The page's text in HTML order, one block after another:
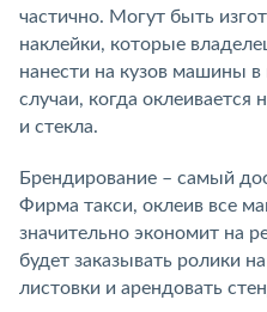
частично. Могут быть
наклейки, которые
нанести на кузов машины
случаи, когда
и стекла.
Брендирование – самый
Фирма такси, оклеив все
значительно экономит на
будет заказывать ролики
листовки и арендовать